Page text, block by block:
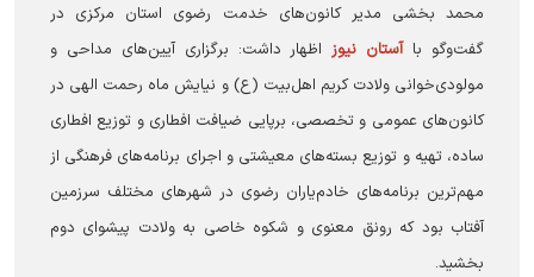
محمد بخشی مدیر کانون‌های خدمت رضوی استان مرکزی در
گفت‌وگو با آستان نیوز اظهار داشت: برگزاری آیین‌های مداحی و
مولودی‌خوانی ولادت کریم اهل‌بیت (ع) و نیایش ماه رحمت الهی در
کانون‌های عمومی و تخصصی، برپایی ضیافت افطاری و توزیع افطاری
ساده، تهیه و توزیع بسته‌های معیشتی و اجرای برنامه‌های فرهنگی از
مهم‌ترین برنامه‌های خادم‌یاران رضوی در شهرهای مختلف سرزمین
آفتاب بود که رونق معنوی و شکوه خاصی به ولادت پیشوای دوم
بخشید.